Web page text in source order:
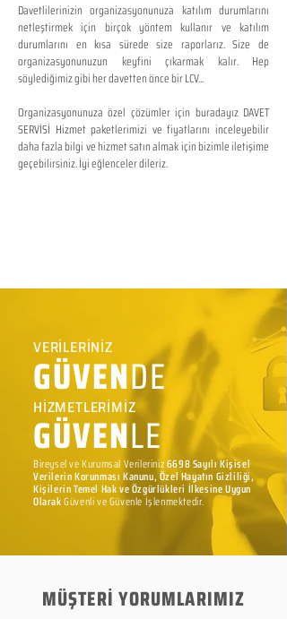
Davetlilerinizin organizasyonunuza katılım durumlarını
netleştirmek için birçok yöntem kullanır ve katılım
durumlarını en kısa sürede size raporlarız. Size de
organizasyonunuzun keyfini çıkarmak kalır. Hep
söylediğimiz gibi her davetten önce bir LCV...
Organizasyonunuza özel çözümler için buradayız DAVET
SERVİSİ Hizmet paketlerimizi ve fiyatlarını inceleyebilir
daha fazla bilgi ve hizmet satın almak için bizimle iletişime
geçebilirsiniz. İyi eğlenceler dileriz.
VERİLERİNİZ
GÜVENDE
HİZMETLERİMİZ
GÜVENLE
Bireysel ve Kurumsal Verileriniz6698 Sayılı Kişisel
Verilerin Korunması Kanunu, Özel Hayatın Gizliliği,
Kişilerin Temel Hak ve Özgürlükleri İlkesine Uygun
OlarakGüvenli ve Güvenle İşlenmektedir.
MÜŞTERİ YORUMLARIMIZ